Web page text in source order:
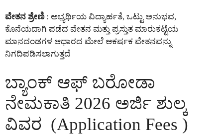
ವೇತನ ಶ್ರೇಣಿ: ಅಭ್ಯರ್ಥಿಯ ವಿದ್ಯಾರ್ಹತೆ, ಒಟ್ಟು ಅನುಭವ,
ಕೊನೆಯದಾಗಿ ಪಡೆದ ವೇತನ ಮತ್ತು ಪ್ರಸ್ತುತ ಮಾರುಕಟ್ಟೆಯ
ಮಾನದಂಡಗಳ ಆಧಾರದ ಮೇಲೆ ಆಕರ್ಷಕ ವೇತನವನ್ನು
ನಿಗದಿಪಡಿಸಲಾಗುತ್ತದೆ
ಬ್ಯಾಂಕ್ ಆಫ್ ಬರೋಡಾ
ನೇಮಕಾತಿ 2026 ಅರ್ಜಿ ಶುಲ್ಕ
ವಿವರ (Application Fees )